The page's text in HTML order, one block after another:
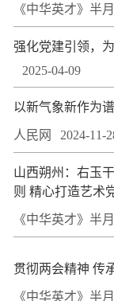
《中华英才》半
强化党建引领，
2025-04-09
以新气象新作为
人民网 2024-11-
山西朔州：右玉
则 精心打造艺术
《中华英才》半
贯彻两会精神 传
《中华英才》半